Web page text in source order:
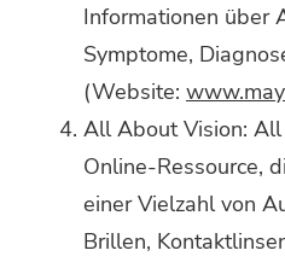
Informationen über
Symptome,
(Website:
All About Vision:
Online-Ressource,
einer Vielzahl von
Brillen,